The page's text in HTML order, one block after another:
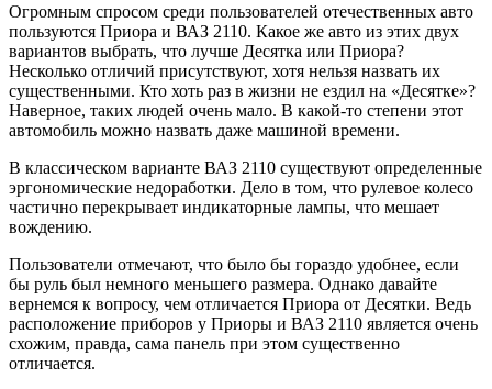
Огромным спросом среди пользователей отечественных авто
пользуются Приора и ВАЗ 2110. Какое же авто из этих двух
вариантов выбрать, что лучше Десятка или Приора?
Несколько отличий присутствуют, хотя нельзя назвать их
существенными. Кто хоть раз в жизни не ездил на «Десятке»?
Наверное, таких людей очень мало. В какой-то степени этот
автомобиль можно назвать даже машиной времени.
В классическом варианте ВАЗ 2110 существуют определенные
эргономические недоработки. Дело в том, что рулевое колесо
частично перекрывает индикаторные лампы, что мешает
вождению.
Пользователи отмечают, что было бы гораздо удобнее, если
бы руль был немного меньшего размера. Однако давайте
вернемся к вопросу, чем отличается Приора от Десятки. Ведь
расположение приборов у Приоры и ВАЗ 2110 является очень
схожим, правда, сама панель при этом существенно
отличается.